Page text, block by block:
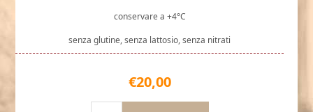
conservare a +4°C
senza glutine, senza lattosio, senza nitrati
€20,00